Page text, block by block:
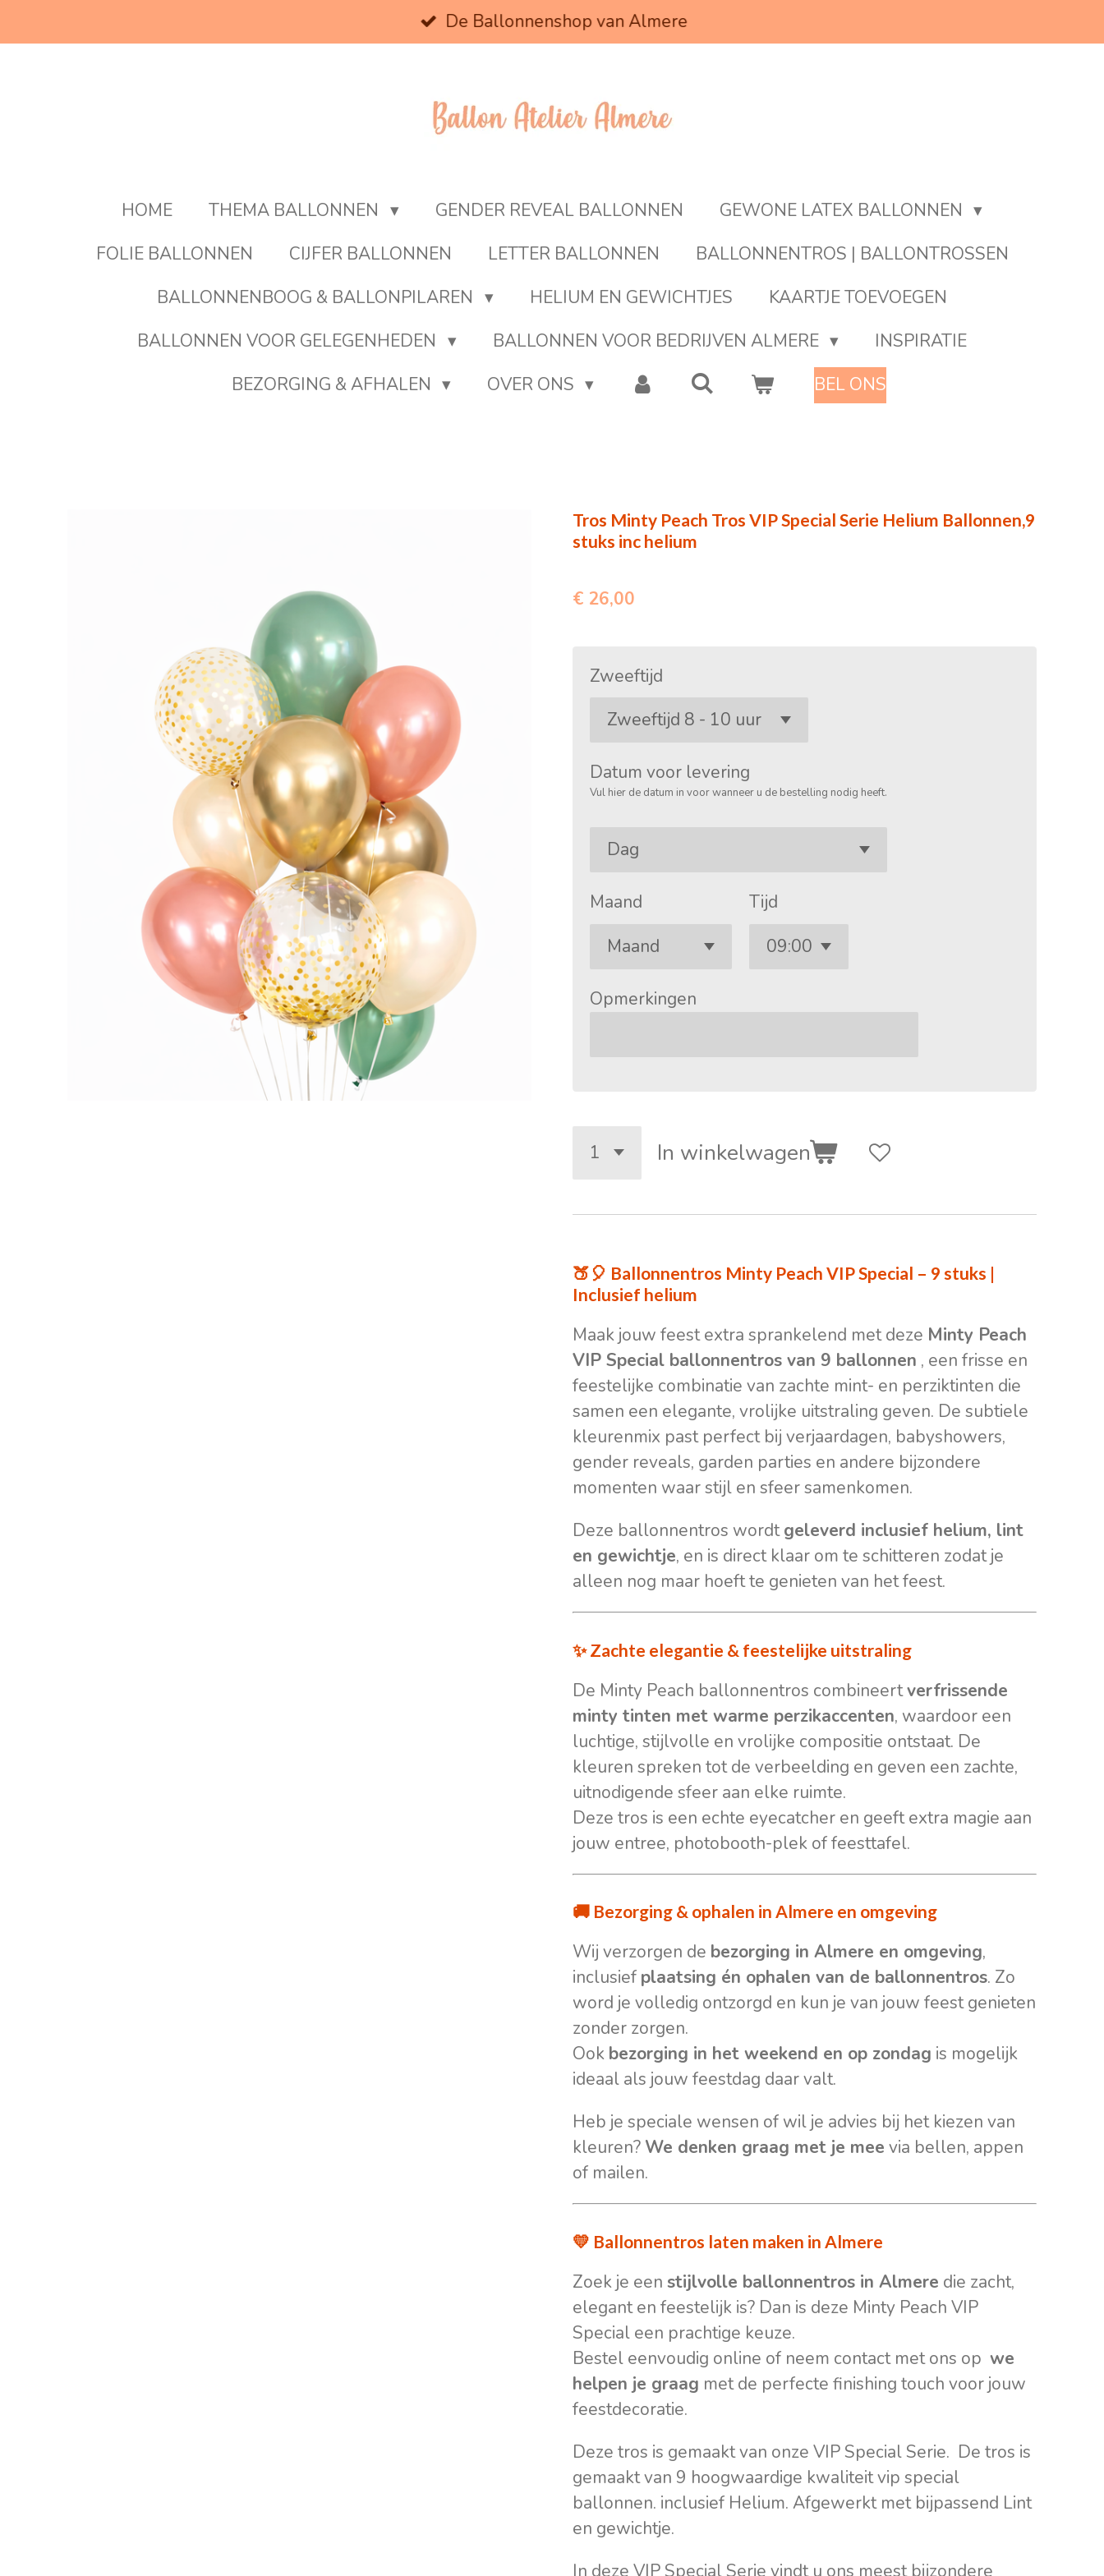
direct
De Ballonnenshop van Almere
HOME THEMA BALLONNEN GENDER REVEAL BALLONNEN
GEWONE LATEX BALLONNEN
FOLIE BALLONNEN
CIJFER BALLONNEN LETTER BALLONNEN
BALLONNENTROS | BALLONTROSSEN
BALLONNENBOOG & BALLONPILAREN
HELIUM EN GEWICHTJES
KAARTJE TOEVOEGEN
BALLONNEN VOOR GELEGENHEDEN
BALLONNEN VOOR BEDRIJVEN ALMERE
INSPIRATIE
BEZORGING & AFHALEN
OVER ONS BEL ONS
Tros Minty Peach Tros VIP Special Serie Helium Ballonnen,9
stuks inc helium
€ 26,00
Zweeftijd
Datum voor levering
Vul hier de datum in voor wanneer u de bestelling nodig heeft.
Maand Tijd
Opmerkingen
In winkelwagen
🍑🎈 Ballonnentros Minty Peach VIP Special – 9 stuks |
Inclusief helium
Maak jouw feest extra sprankelend met deze Minty Peach
VIP Special ballonnentros van 9 ballonnen , een frisse en
feestelijke combinatie van zachte mint- en perziktinten die
samen een elegante, vrolijke uitstraling geven. De subtiele
kleurenmix past perfect bij verjaardagen, babyshowers,
gender reveals, garden parties en andere bijzondere
momenten waar stijl en sfeer samenkomen.
Deze ballonnentros wordtgeleverd inclusief helium, lint
en gewichtje, en is direct klaar om te schitteren zodat je
alleen nog maar hoeft te genieten van het feest.
✨ Zachte elegantie & feestelijke uitstraling
De Minty Peach ballonnentros combineertverfrissende
minty tinten met warme perzikaccenten, waardoor een
luchtige, stijlvolle en vrolijke compositie ontstaat. De
kleuren spreken tot de verbeelding en geven een zachte,
uitnodigende sfeer aan elke ruimte.
Deze tros is een echte eyecatcher en geeft extra magie aan
jouw entree, photobooth-plek of feesttafel.
🚚 Bezorging & ophalen in Almere en omgeving
Wij verzorgen de bezorging in Almere en omgeving,
inclusief plaatsing én ophalen van de ballonnentros. Zo
word je volledig ontzorgd en kun je van jouw feest genieten
zonder zorgen.
Ook bezorging in het weekend en op zondag is mogelijk
ideaal als jouw feestdag daar valt.
Heb je speciale wensen of wil je advies bij het kiezen van
kleuren? We denken graag met je mee via bellen, appen
of mailen.
💛 Ballonnentros laten maken in Almere
Zoek je een stijlvolle ballonnentros in Almere die zacht,
elegant en feestelijk is? Dan is deze Minty Peach VIP
Special een prachtige keuze.
Bestel eenvoudig online of neem contact met ons op we
helpen je graag met de perfecte finishing touch voor jouw
feestdecoratie.
Deze tros is gemaakt van onze VIP Special Serie. De tros is
gemaakt van 9 hoogwaardige kwaliteit vip special
ballonnen. inclusief Helium. Afgewerkt met bijpassend Lint
en gewichtje.
In deze VIP Special Serie vindt u ons meest bijzondere